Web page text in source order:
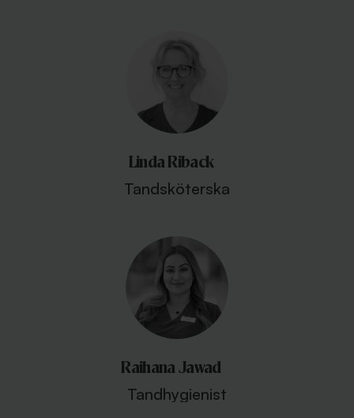
Linda Riback
Tandsköterska
Raihana Jawad
Tandhygienist